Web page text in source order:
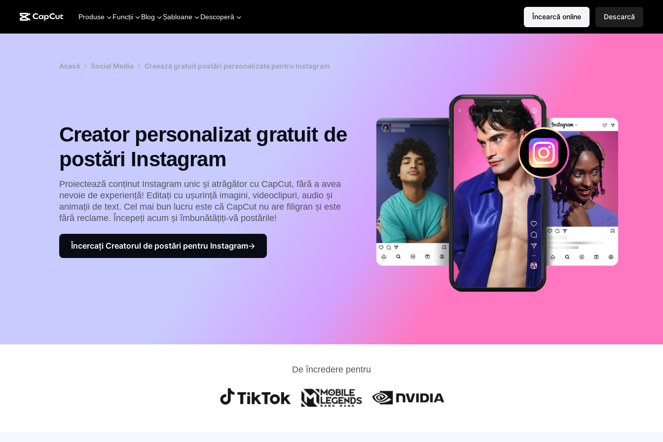
Produse Funcții Blog Șabloane Descoperă Încearcă online Descarcă
Acasă Social Media Creează gratuit postări personalizate pentru Instagram
Creator personalizat gratuit de
postări Instagram
Proiectează conținut Instagram unic și atrăgător cu CapCut, fără a avea
nevoie de experiență! Editați cu ușurință imagini, videoclipuri, audio și
animații de text. Cel mai bun lucru este că CapCut nu are filigran și este
fără reclame. Începeți acum și îmbunătățiți-vă postările!
Încercați Creatorul de postări pentru Instagram
De încredere pentru